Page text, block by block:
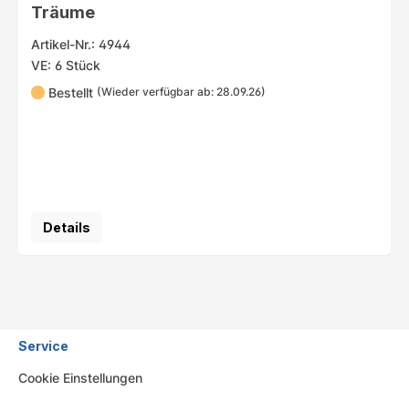
Träume
Artikel-Nr.: 4944
VE: 6 Stück
Bestellt (Wieder verfügbar ab: 28.09.26)
Details
Service
Cookie Einstellungen